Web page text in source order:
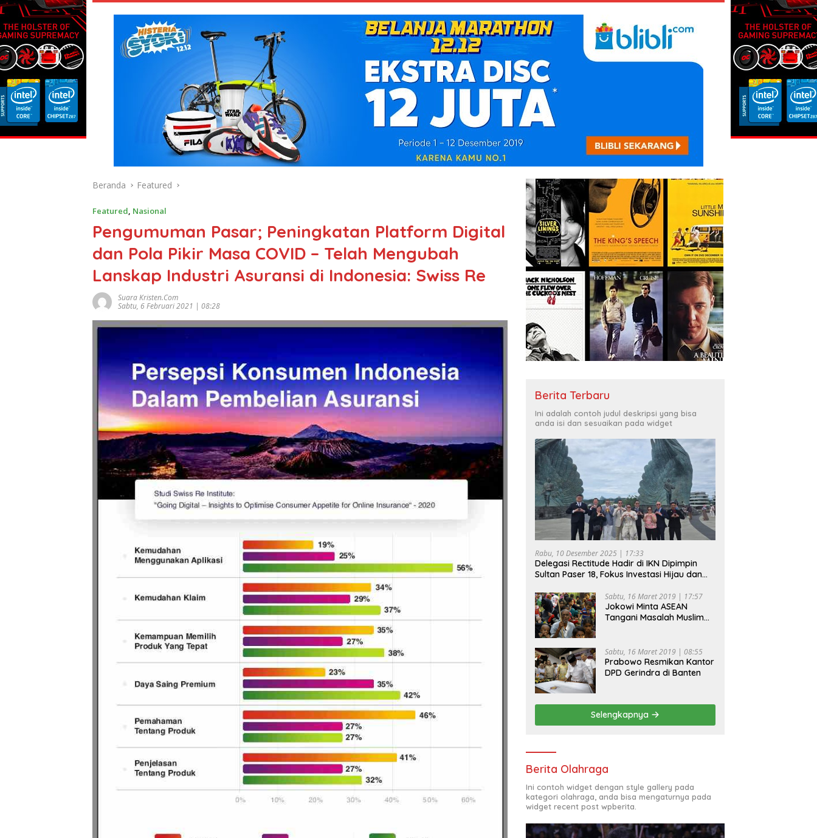
Beranda Featured
Featured, Nasional
Pengumuman Pasar; Peningkatan Platform Digital
dan Pola Pikir Masa COVID – Telah Mengubah
Lanskap Industri Asuransi di Indonesia: Swiss Re
Suara Kristen.com
Sabtu, 6 Februari 2021 | 08:28
Berita Terbaru
Ini adalah contoh judul deskripsi yang bisa
anda isi dan sesuaikan pada widget
Rabu, 10 Desember 2025 | 17:33
Delegasi Rectitude Hadir di IKN Dipimpin
Sultan Paser 18, Fokus Investasi Hijau dan
Sabtu, 16 Maret 2019 | 17:57
Jokowi Minta ASEAN
Tangani Masalah Muslim
Sabtu, 16 Maret 2019 | 08:55
Prabowo Resmikan Kantor
DPD Gerindra di Banten
Selengkapnya
Berita Olahraga
Ini contoh widget dengan style gallery pada
kategori olahraga, anda bisa mengaturnya pada
widget recent post wpberita.